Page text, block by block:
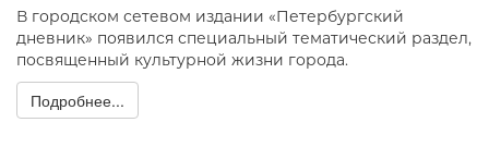
В городском сетевом издании «Петербургский
дневник» появился специальный тематический раздел,
посвященный культурной жизни города.
Подробнее...